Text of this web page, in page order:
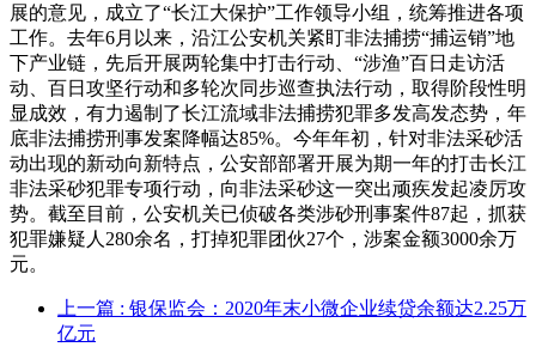
展的意见，成立了“长江大保护”工作领导小组，统筹推进各项
工作。去年6月以来，沿江公安机关紧盯非法捕捞“捕运销”地
下产业链，先后开展两轮集中打击行动、“涉渔”百日走访活
动、百日攻坚行动和多轮次同步巡查执法行动，取得阶段性明
显成效，有力遏制了长江流域非法捕捞犯罪多发高发态势，年
底非法捕捞刑事发案降幅达85%。今年年初，针对非法采砂活
动出现的新动向新特点，公安部部署开展为期一年的打击长江
非法采砂犯罪专项行动，向非法采砂这一突出顽疾发起凌厉攻
势。截至目前，公安机关已侦破各类涉砂刑事案件87起，抓获
犯罪嫌疑人280余名，打掉犯罪团伙27个，涉案金额3000余万
元。
上一篇 : 银保监会：2020年末小微企业续贷余额达2.25万
亿元